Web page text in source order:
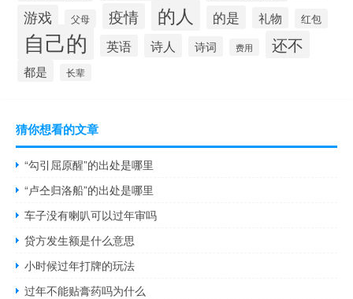
游戏 父母 疫情 的人 的是 礼物 红包
自己的 英语 诗人 诗词 费用 还不
都是 长辈
猜你想看的文章
“勾引屈原醒”的出处是哪里
“卢仝归洛船”的出处是哪里
车子没有喇叭可以过年审吗
贷方发生额是什么意思
小时候过年打牌的玩法
过年不能贴膏药吗为什么